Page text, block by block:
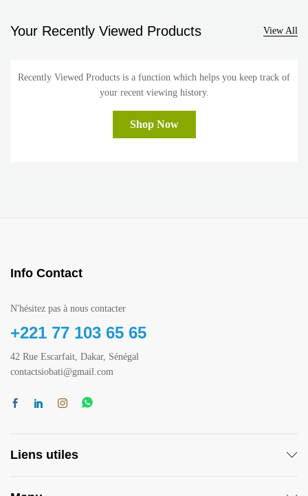
Your Recently Viewed Products View All
Recently Viewed Products is a function which helps you keep track of
your recent viewing history.
Shop Now
Info Contact
N'hésitez pas à nous contacter
+221 77 103 65 65
42 Rue Escarfait, Dakar, Sénégal
contactsiobati@gmail.com
Liens utiles